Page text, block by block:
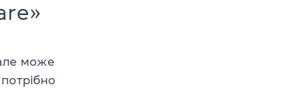
може